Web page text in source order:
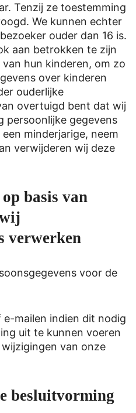
Tenzij ze toestemming
We kunnen echter
ouder dan 16 is.
aan betrokken te zijn
hun kinderen, om zo
over kinderen
ouderlijke
overtuigd bent dat wij
persoonlijke gegevens
minderjarige, neem
verwijderen wij deze
basis van
verwerken
voor de
mailen indien dit nodig
uit te kunnen voeren
van onze
besluitvorming